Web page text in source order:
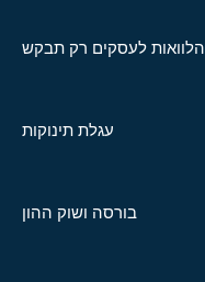
הלוואות לעסקים רק תבקש
עגלת תינוקות
בורסה ושוק ההון